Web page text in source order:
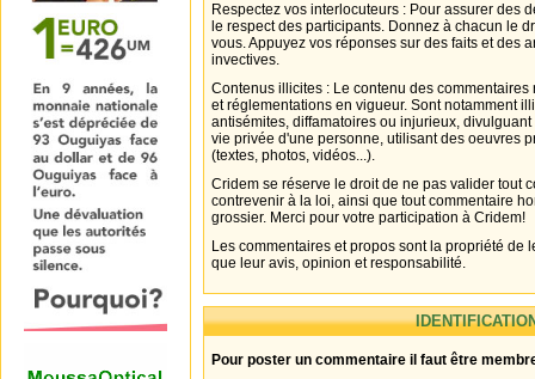
Respectez vos interlocuteurs : Pour assurer des
le respect des participants. Donnez à chacun le
vous. Appuyez vos réponses sur des faits et des
invectives.
Contenus illicites : Le contenu des
et réglementations en vigueur. Sont notamment
antisémites, diffamatoires ou injurieux,
vie privée d'une personne, utilisant des oeuvres
(textes, photos, vidéos...).
Cridem se réserve le droit de ne pas valider tout
contrevenir à la loi, ainsi que tout commentaire
grossier. Merci pour votre participation à Cridem!
Les commentaires et propos sont la propriété de
que leur avis, opinion et responsabilité.
Pour poster un commentaire il faut être